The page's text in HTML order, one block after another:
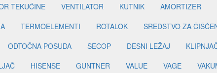
TEKUĆINE VENTILATOR KUTNIK
AMORTIZER
TERMOELEMENTI ROTALOK
SREDSTVO ZA
ODTOČNA POSUDA SECOP DESNI LEŽAJ
HISENSE GUNTNER VALUE VAGE